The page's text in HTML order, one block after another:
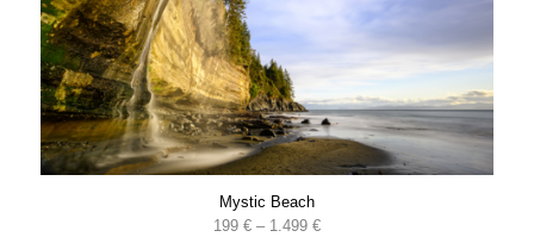
Mystic Beach
199 € – 1.499 €Preisspanne: